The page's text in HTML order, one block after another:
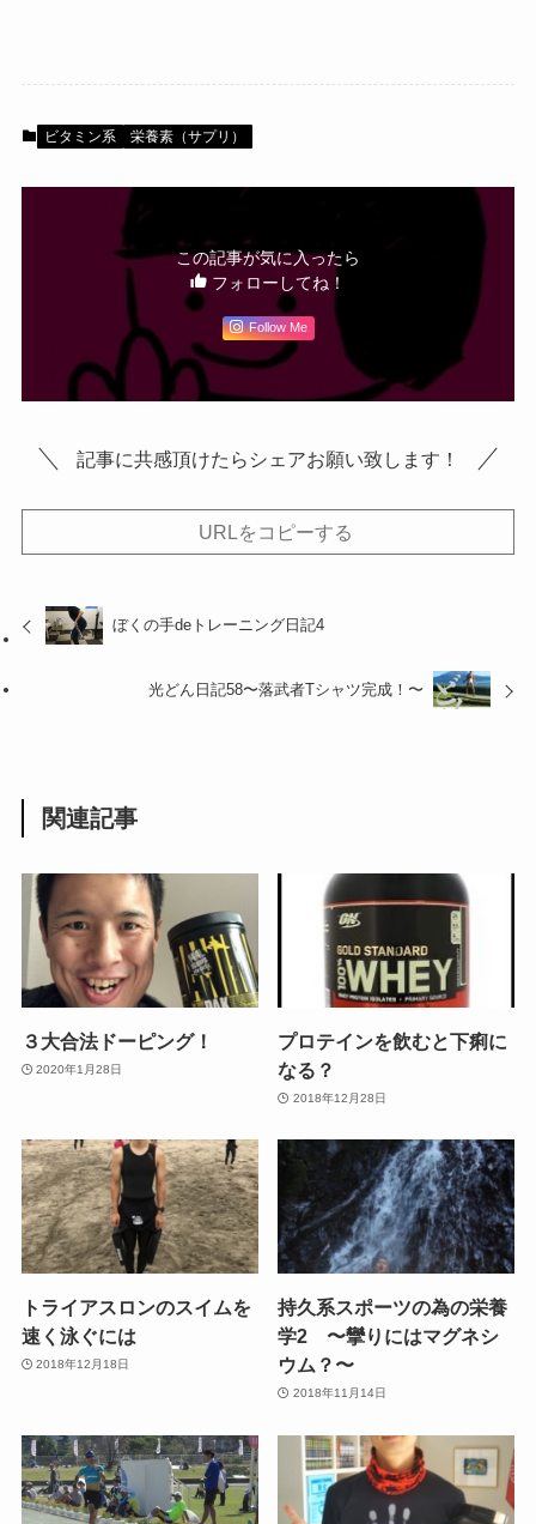
ビタミン系 栄養素（サプリ）
この記事が気に入ったら
フォローしてね！
Follow Me
記事に共感頂けたらシェアお願い致します！
URLをコピーする
ぼくの手deトレーニング日記4
光どん日記58〜落武者Tシャツ完成！〜
関連記事
３大合法ドーピング！
2020年1月28日
プロテインを飲むと下痢に
なる？
2018年12月28日
トライアスロンのスイムを
速く泳ぐには
2018年12月18日
持久系スポーツの為の栄養
学2 〜攣りにはマグネシ
ウム？〜
2018年11月14日